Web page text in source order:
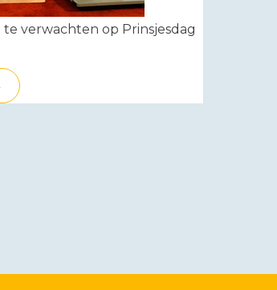
te verwachten op Prinsjesdag